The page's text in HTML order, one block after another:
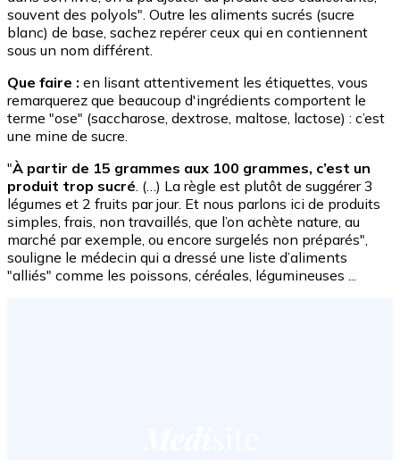
souvent des polyols". Outre les aliments sucrés (sucre
blanc) de base, sachez repérer ceux qui en contiennent
sous un nom différent.
Que faire : en lisant attentivement les étiquettes, vous
remarquerez que beaucoup d'ingrédients comportent le
terme "ose" (saccharose, dextrose, maltose, lactose) : c’est
une mine de sucre.
"À partir de 15 grammes aux 100 grammes, c’est un
produit trop sucré . (…) La règle est plutôt de suggérer 3
légumes et 2 fruits par jour. Et nous parlons ici de produits
simples, frais, non travaillés, que l’on achète nature, au
marché par exemple, ou encore surgelés non préparés",
souligne le médecin qui a dressé une liste d’aliments
"alliés" comme les poissons, céréales, légumineuses ...